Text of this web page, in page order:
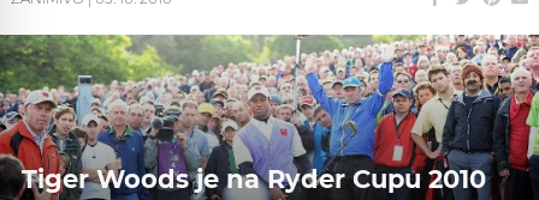
Tiger Woods je na Ryder Cupu 2010